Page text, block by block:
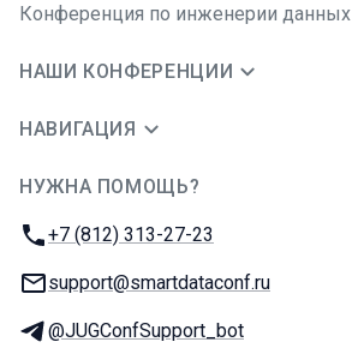
Конференция по инженерии данных
НАШИ КОНФЕРЕНЦИИ
НАВИГАЦИЯ
НУЖНА ПОМОЩЬ?
Телефон:
+7 (812) 313-27-23
E-mail:
support@smartdataconf.ru
Телеграм:
@JUGConfSupport_bot